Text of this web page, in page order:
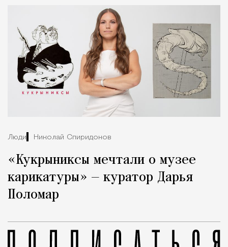
Люди Николай Спиридонов
«Кукрыниксы мечтали о музее
карикатуры» — куратор Дарья
Поломар